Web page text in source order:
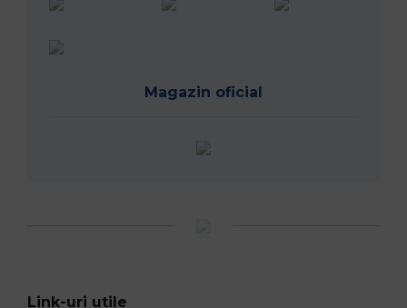
Magazin oficial
Link-uri utile